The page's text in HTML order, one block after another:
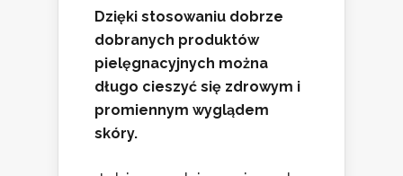
Dzięki stosowaniu dobrze
dobranych produktów
pielęgnacyjnych można
długo cieszyć się zdrowym i
promiennym wyglądem
skóry.